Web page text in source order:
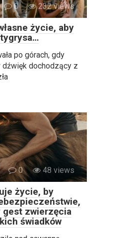
0 232 views
życie, aby
po górach, gdy
dźwięk dochodzący z
0 48 views
życie, by
gest zwierzęcia
świadków